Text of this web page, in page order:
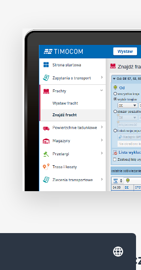
Szybko,